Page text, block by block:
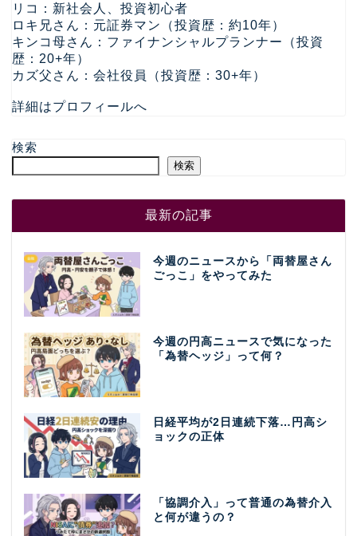
リコ：新社会人、投資初心者
ロキ兄さん：元証券マン（投資歴：約10年）
キンコ母さん：ファイナンシャルプランナー（投資
歴：20+年）
カズ父さん：会社役員（投資歴：30+年）
詳細はプロフィールへ
検索
検索
最新の記事
今週のニュースから「両替屋さん
ごっこ」をやってみた
今週の円高ニュースで気になった
「為替ヘッジ」って何？
日経平均が2日連続下落…円高シ
ョックの正体
「協調介入」って普通の為替介入
と何が違うの？